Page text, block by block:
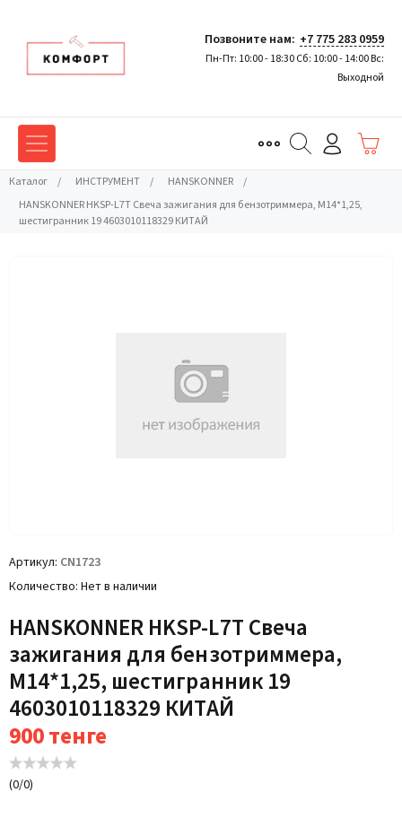
Позвоните нам: +7 775 283 0959
Пн-Пт: 10:00 - 18:30 Сб: 10:00 - 14:00 Вс:
Выходной
Каталог / ИНСТРУМЕНТ / HANSKONNER
/
HANSKONNER HKSP-L7T Свеча зажигания для бензотриммера, M14*1,25,
шестигранник 19 4603010118329 КИТАЙ
Артикул CN1723
Количество Нет в наличии
HANSKONNER HKSP-L7T Свеча
зажигания для бензотриммера,
M14*1,25, шестигранник 19
4603010118329 КИТАЙ
900тенге
(0/0)